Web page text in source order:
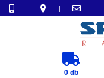
| |
0 db